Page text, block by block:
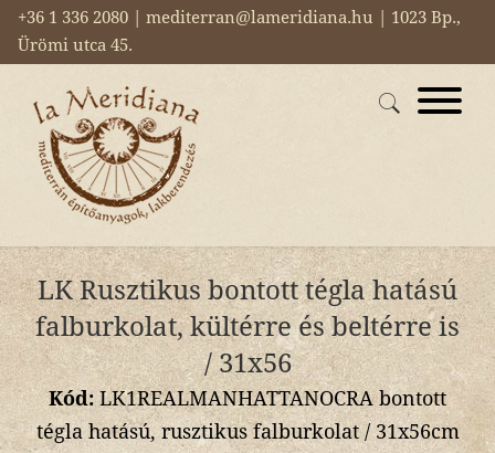
+36 1 336 2080 | mediterran@lameridiana.hu | 1023 Bp.,
Ürömi utca 45.
LK Rusztikus bontott tégla hatású
falburkolat, kültérre és beltérre is
/ 31x56
Kód: LK1REALMANHATTANOCRA bontott
tégla hatású, rusztikus falburkolat / 31x56cm